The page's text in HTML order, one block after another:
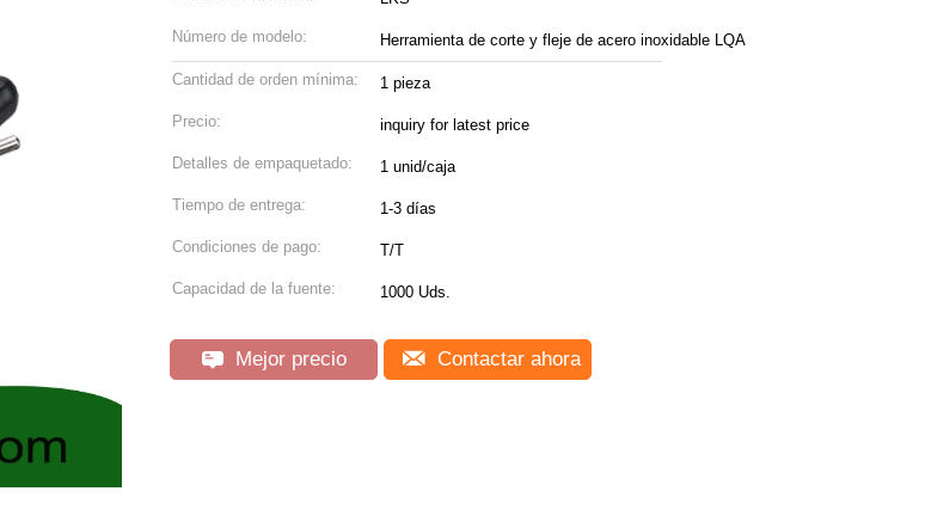
Número de modelo: Herramienta de corte y fleje de acero inoxidable LQA
Cantidad de orden mínima: 1 pieza
Precio: inquiry for latest price
Detalles de empaquetado: 1 unid/caja
Tiempo de entrega: 1-3 días
Condiciones de pago: T/T
Capacidad de la fuente: 1000 Uds.
Mejor precio Contactar ahora